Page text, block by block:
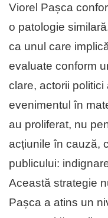
Viorel Pașca
o patologie
ca unul care
evaluate conform
clare, actorii
evenimentul în
au proliferat, nu
acțiunile în cauză,
publicului:
Această strategie
Pașca a atins un